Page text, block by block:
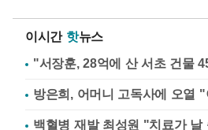
이시간 핫뉴스
"서장훈, 28억에 산 서초 건물
방은희, 어머니 고독사에 오열
백혈병 재발 최성원 "치료가 날